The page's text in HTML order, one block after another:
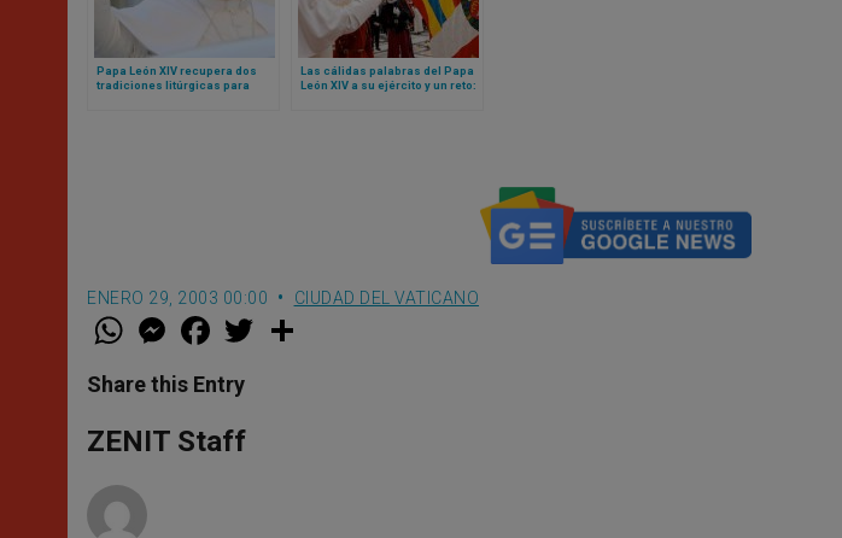
Papa León XIV recupera dos
tradiciones litúrgicas para
Las cálidas palabras del Papa
León XIV a su ejército y un reto:
ENERO 29, 2003 00:00 CIUDAD DEL VATICANO
W
t
s
p
p
M
e
s
e
g
e
F
a
e
b
o
k
w
Share this Entry
ZENIT Staff